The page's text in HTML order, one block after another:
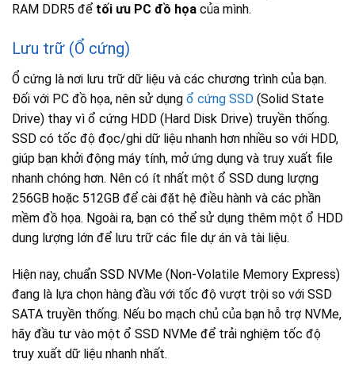
RAM DDR5 để tối ưu PC đồ họa của mình.
Lưu trữ (Ổ cứng)
Ổ cứng là nơi lưu trữ dữ liệu và các chương trình của bạn.
Đối với PC đồ họa, nên sử dụng ổ cứng SSD (Solid State
Drive) thay vì ổ cứng HDD (Hard Disk Drive) truyền thống.
SSD có tốc độ đọc/ghi dữ liệu nhanh hơn nhiều so với HDD,
giúp bạn khởi động máy tính, mở ứng dụng và truy xuất file
nhanh chóng hơn. Nên có ít nhất một ổ SSD dung lượng
256GB hoặc 512GB để cài đặt hệ điều hành và các phần
mềm đồ họa. Ngoài ra, bạn có thể sử dụng thêm một ổ HDD
dung lượng lớn để lưu trữ các file dự án và tài liệu.
Hiện nay, chuẩn SSD NVMe (Non-Volatile Memory Express)
đang là lựa chọn hàng đầu với tốc độ vượt trội so với SSD
SATA truyền thống. Nếu bo mạch chủ của bạn hỗ trợ NVMe,
hãy đầu tư vào một ổ SSD NVMe để trải nghiệm tốc độ
truy xuất dữ liệu nhanh nhất.